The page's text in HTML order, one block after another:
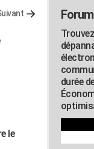
le
durée